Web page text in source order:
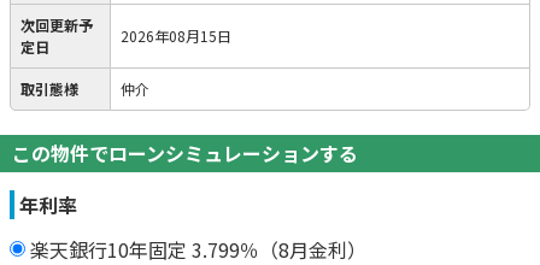
次回更新予
定日
2026年08月15日
取引態様 仲介
この物件でローンシミュレーションする
年利率
楽天銀行10年固定 3.799％（8月金利）